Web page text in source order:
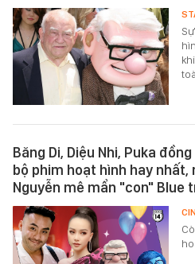
Băng Di, Diệu Nhi, Puka
bộ phim hoạt hình hay nhất,
Nguyễn mê mẩn "con" Blue